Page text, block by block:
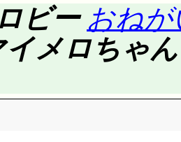
ビー おね
イメロちゃ